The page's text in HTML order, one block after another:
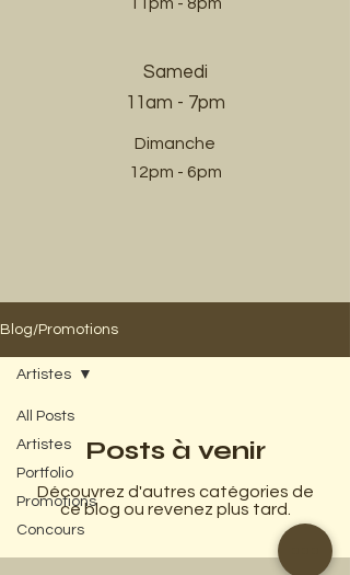
Dimanche
12pm - 6pm
Samedi
11am - 7pm​
Blog/Promotions
All Posts
Artistes
Portfolio
Promotions
Concours
Artistes
Posts à venir
Découvrez d'autres catégories de
ce blog ou revenez plus tard.